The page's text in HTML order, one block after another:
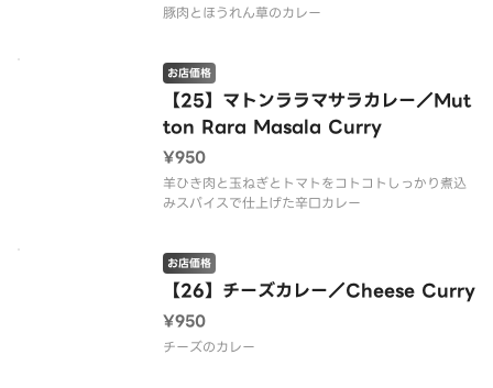
豚肉とほうれん草のカレー
【25】マトンララマサラカレー／Mut
ton Rara Masala Curry
お店価格
¥950
羊ひき肉と玉ねぎとトマトをコトコトしっかり煮込
みスパイスで仕上げた辛口カレー
【26】チーズカレー／Cheese Curry
お店価格
¥950
チーズのカレー